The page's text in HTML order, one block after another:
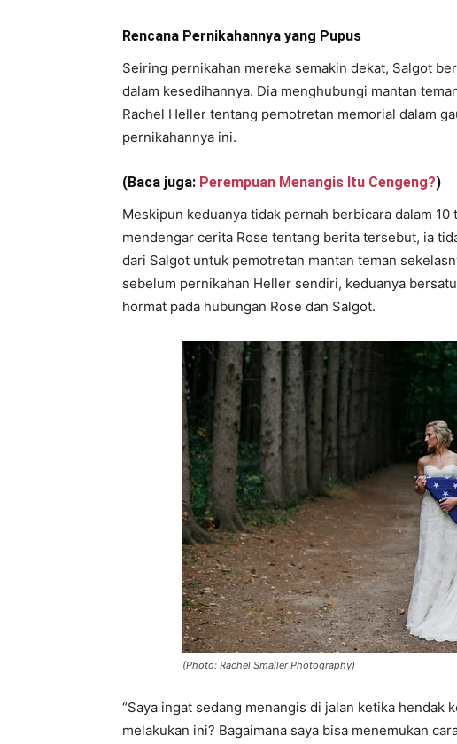
Rencana Pernikahannya yang Pupus
Seiring pernikahan mereka semakin dekat, Salgot
dalam kesedihannya. Dia menghubungi mantan
Rachel Heller tentang pemotretan memorial dalam
pernikahannya ini.
(Baca juga: Perempuan Menangis Itu Cengeng?)
Meskipun keduanya tidak pernah berbicara dalam
mendengar cerita Rose tentang berita tersebut, ia
dari Salgot untuk pemotretan mantan teman
sebelum pernikahan Heller sendiri, keduanya
hormat pada hubungan Rose dan Salgot.
(Photo: Rachel Smaller Photography)
“Saya ingat sedang menangis di jalan ketika hendak
melakukan ini? Bagaimana saya bisa menemukan